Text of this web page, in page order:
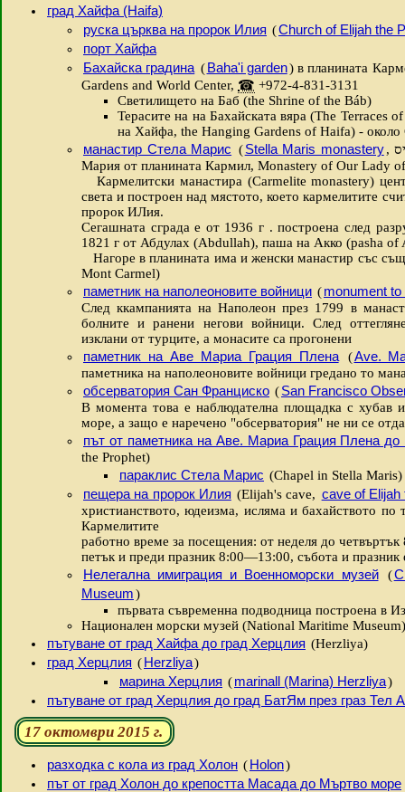
град Хайфа (Haifa)
руска църква на пророк Илия (Church of Elijah the
порт Хайфа
Бахайска градина ( Baha'i garden) в планината
Gardens and World Center, ☎ +972-4-831-3131
Светилището на Баб (the Shrine of the Báb)
Терасите на на Бахайската вяра (The Terraces
на Хайфа, the Hanging Gardens of Haifa) -
манастир Стела Марис ( Stella Maris monastery ,
Мария от планината Кармил, Monastery of Our Lady
Кармелитски манастира (Carmelite monastery)
света и построен над мястото, което кармелитите
пророк ИЛия.
Сегашната сграда е от 1936 г . построена след
1821 г от Абдулах (Abdullah), паша на Акко (pasha of
Нагоре в планината има и женски манастир със
Mont Carmel)
паметник на наполеоновите войници (monument
След ккампанията на Наполеон през 1799 в
болните и ранени негови войници. След
изклани от турците, а монасите са прогонени
паметник на Аве Мариа Грация Плена (Ave.
паметника на наполеоновите войници гредано то
обсерватория Сан Франциско (San Francisco
В момента това е наблюдателна площадка с хубав
море, а защо е наречено "обсерватория" не ни се
път от паметника на Аве. Мариа Грация Плена
the Prophet)
параклис Стела Марис (Chapel in Stella Maris)
пещера на пророк Илия (Elijah's cave, cave of Elijah
христианството, юдеизма, исляма и бахайството по
Кармелитите
работно време за посещения: от неделя до
петък и преди празник 8:00—13:00, събота и празник
Нелегална имиграция и Военноморски музей (
Museum)
първата съвременна подводница построена в
Национален морски музей (National Maritime Museum)
пътуване от град Хайфа до град Херцлия (Herzliya)
град Херцлия (Herzliya)
марина Херцлия (marinall (Marina) Herzliya)
пътуване от град Херцлия до град БатЯм през граз Тел
17 октомври 2015 г.
разходка с кола из град Холон (Holon)
път от град Холон до крепостта Масада до Мъртво море